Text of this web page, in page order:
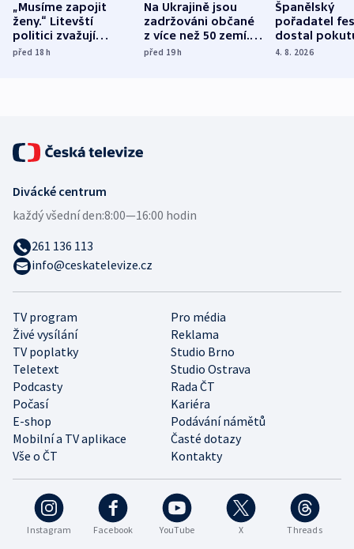
„Musíme zapojit
ženy.“ Litevští
politici zvažují
dohodu o
před 18h
Na Ukrajině jsou
zadržováni občané
z více než 50 zemí.
Bojovali na straně
před 19h
Španělský
pořadatel
dostal
nekalé
4. 8. 2026
Instagram Facebook YouTube X Threads
TV program
Pro média
Živé vysílání
Reklama
TV poplatky
Studio Brno
Teletext
Studio Ostrava
Podcasty
Rada ČT
Počasí
Kariéra
E-shop
Podávání námětů
Mobilní a TV aplikace
Časté dotazy
Vše o ČT
Kontakty
Divácké centrum
každý všední den:8:00—16:00 hodin
261 136 113
info@ceskatelevize.cz